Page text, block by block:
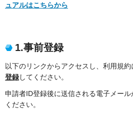
ュアルはこちらから
1.事前登録
以下のリンクからアクセスし、利用規約
登録してください。
申請者ID登録後に送信される電子メール
ください。